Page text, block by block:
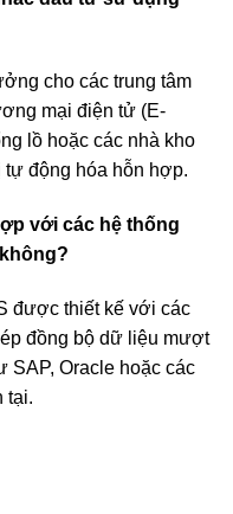
cho các trung tâm
mại điện tử (E-
lồ hoặc các nhà kho
động hóa hỗn hợp.
với các hệ thống
được thiết kế với các
đồng bộ dữ liệu mượt
SAP, Oracle hoặc các
tại.